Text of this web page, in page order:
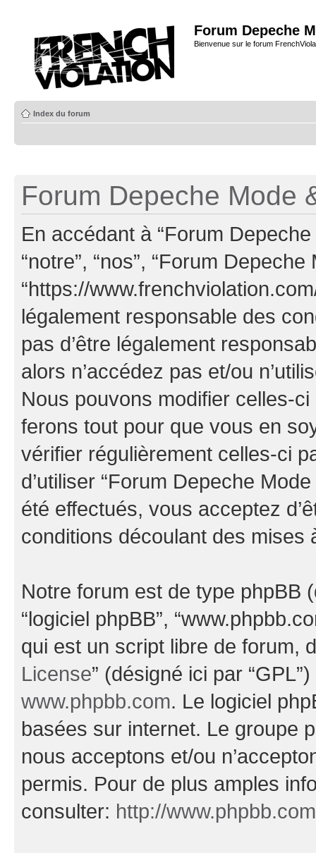
Forum Depeche
Bienvenue sur le forum
Index du forum
Forum Depeche Mode
En accédant à “Forum
“notre”, “nos”, “Forum Depeche
“https://
légalement responsable des
pas d’être légalement
alors n’accédez pas et/ou
Nous pouvons modifier celles-
ferons tout pour que vous en
vérifier régulièrement celles-ci
d’utiliser “Forum Depeche
été effectués, vous acceptez
conditions découlant des mises
Notre forum est de type phpBB
“logiciel phpBB”,
qui est un script libre de forum,
License” (désigné ici par
www.phpbb.com. Le logiciel
basées sur internet. Le groupe
nous acceptons et/ou
permis. Pour de plus amples
consulter: http://